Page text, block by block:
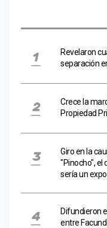
Revelaron
separación
Crece la
Propiedad
Giro en la
"Pinocho", el
sería un
Difundieron
entre